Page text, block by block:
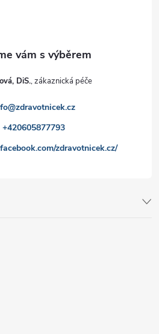
DiS.
@zdravotnicek.cz
+420605877793
zdravotnicek.cz/